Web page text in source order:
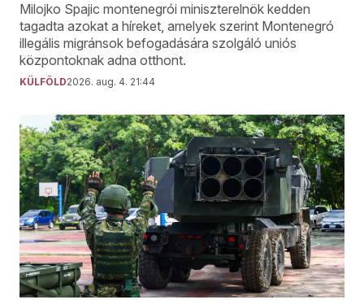
Milojko Spajic montenegrói miniszterelnök kedden
tagadta azokat a híreket, amelyek szerint Montenegró
illegális migránsok befogadására szolgáló uniós
központoknak adna otthont.
KÜLFÖLD2026. aug. 4. 21:44